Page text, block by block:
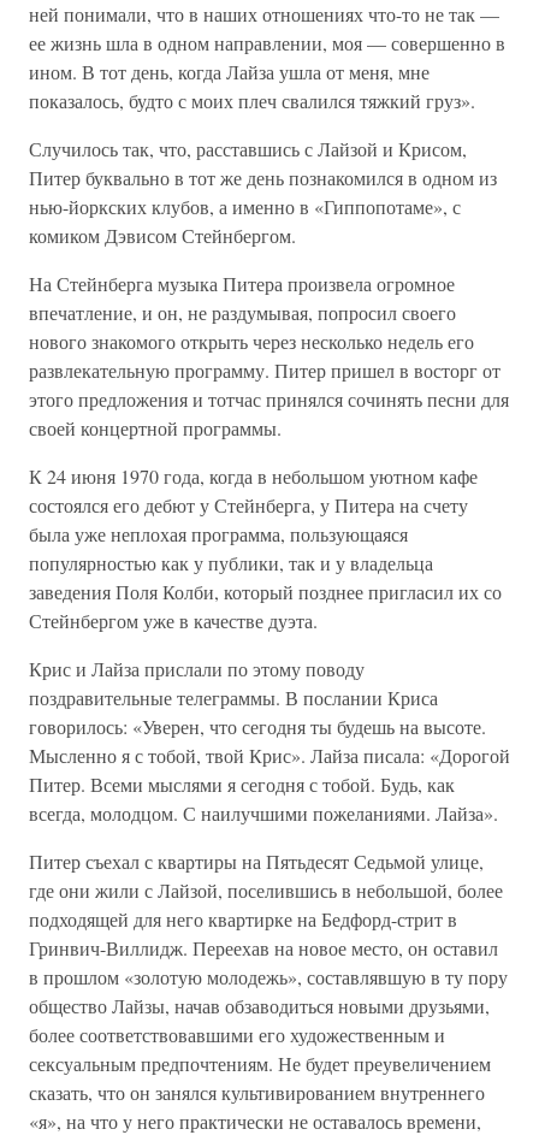
ней понимали, что в наших отношениях что-то не так —
ее жизнь шла в одном направлении, моя — совершенно в
ином. В тот день, когда Лайза ушла от меня, мне
показалось, будто с моих плеч свалился тяжкий груз».
Случилось так, что, расставшись с Лайзой и Крисом,
Питер буквально в тот же день познакомился в одном из
нью-йоркских клубов, а именно в «Гиппопотаме», с
комиком Дэвисом Стейнбергом.
На Стейнберга музыка Питера произвела огромное
впечатление, и он, не раздумывая, попросил своего
нового знакомого открыть через несколько недель его
развлекательную программу. Питер пришел в восторг от
этого предложения и тотчас принялся сочинять песни для
своей концертной программы.
К 24 июня 1970 года, когда в небольшом уютном кафе
состоялся его дебют у Стейнберга, у Питера на счету
была уже неплохая программа, пользующаяся
популярностью как у публики, так и у владельца
заведения Поля Колби, который позднее пригласил их со
Стейнбергом уже в качестве дуэта.
Крис и Лайза прислали по этому поводу
поздравительные телеграммы. В послании Криса
говорилось: «Уверен, что сегодня ты будешь на высоте.
Мысленно я с тобой, твой Крис». Лайза писала: «Дорогой
Питер. Всеми мыслями я сегодня с тобой. Будь, как
всегда, молодцом. С наилучшими пожеланиями. Лайза».
Питер съехал с квартиры на Пятьдесят Седьмой улице,
где они жили с Лайзой, поселившись в небольшой, более
подходящей для него квартирке на Бедфорд-стрит в
Гринвич-Виллидж. Переехав на новое место, он оставил
в прошлом «золотую молодежь», составлявшую в ту пору
общество Лайзы, начав обзаводиться новыми друзьями,
более соответствовавшими его художественным и
сексуальным предпочтениям. Не будет преувеличением
сказать, что он занялся культивированием внутреннего
«я», на что у него практически не оставалось времени,